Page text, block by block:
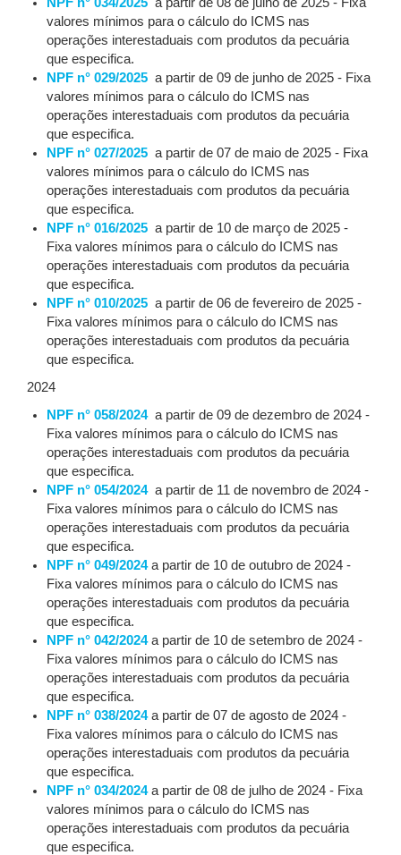
valores mínimos para o cálculo do ICMS nas
operações interestaduais com produtos da pecuária
que especifica.
NPF n° 029/2025 a partir de 09 de junho de 2025 - Fixa
valores mínimos para o cálculo do ICMS nas
operações interestaduais com produtos da pecuária
que especifica.
NPF n° 027/2025 a partir de 07 de maio de 2025 - Fixa
valores mínimos para o cálculo do ICMS nas
operações interestaduais com produtos da pecuária
que especifica.
NPF n° 016/2025 a partir de 10 de março de 2025 -
Fixa valores mínimos para o cálculo do ICMS nas
operações interestaduais com produtos da pecuária
que especifica.
NPF n° 010/2025 a partir de 06 de fevereiro de 2025 -
Fixa valores mínimos para o cálculo do ICMS nas
operações interestaduais com produtos da pecuária
que especifica.
2024
NPF n° 058/2024 a partir de 09 de dezembro de 2024 -
Fixa valores mínimos para o cálculo do ICMS nas
operações interestaduais com produtos da pecuária
que especifica.
NPF n° 054/2024 a partir de 11 de novembro de 2024 -
Fixa valores mínimos para o cálculo do ICMS nas
operações interestaduais com produtos da pecuária
que especifica.
NPF n° 049/2024 a partir de 10 de outubro de 2024 -
Fixa valores mínimos para o cálculo do ICMS nas
operações interestaduais com produtos da pecuária
que especifica.
NPF n° 042/2024 a partir de 10 de setembro de 2024 -
Fixa valores mínimos para o cálculo do ICMS nas
operações interestaduais com produtos da pecuária
que especifica.
NPF n° 038/2024 a partir de 07 de agosto de 2024 -
Fixa valores mínimos para o cálculo do ICMS nas
operações interestaduais com produtos da pecuária
que especifica.
NPF n° 034/2024 a partir de 08 de julho de 2024 - Fixa
valores mínimos para o cálculo do ICMS nas
operações interestaduais com produtos da pecuária
que especifica.